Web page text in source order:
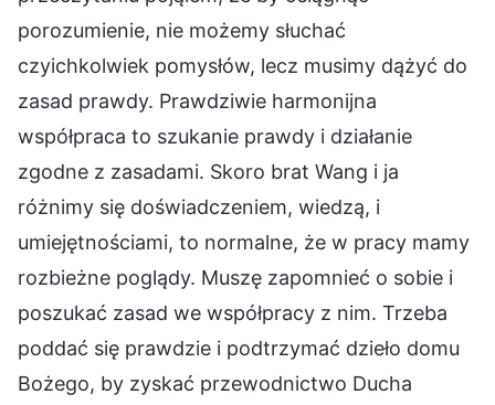
porozumienie, nie możemy słuchać
czyichkolwiek pomysłów, lecz musimy dążyć do
zasad prawdy. Prawdziwie harmonijna
współpraca to szukanie prawdy i działanie
zgodne z zasadami. Skoro brat Wang i ja
różnimy się doświadczeniem, wiedzą, i
umiejętnościami, to normalne, że w pracy mamy
rozbieżne poglądy. Muszę zapomnieć o sobie i
poszukać zasad we współpracy z nim. Trzeba
poddać się prawdzie i podtrzymać dzieło domu
Bożego, by zyskać przewodnictwo Ducha